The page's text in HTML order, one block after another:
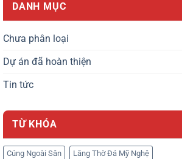
DANH MỤC
Chưa phân loại
Dự án đã hoàn thiện
Tin tức
TỪ KHÓA
Cúng Ngoài Sân Lăng Thờ Đá Mỹ Nghệ